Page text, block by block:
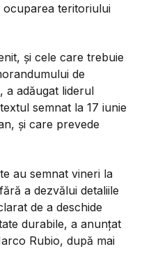
ocuparea teritoriului
și cele care trebuie
de
, a adăugat liderul
semnat la 17 iunie
și care prevede
au semnat vineri la
a dezvălui detaliile
de a deschide
durabile, a anunțat
Rubio, după mai